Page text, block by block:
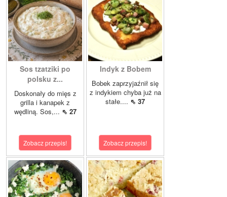
Sos tzatziki po
polsku z...
Doskonały do mięs z
grilla i kanapek z
wędliną. Sos,... ⇖ 27
Zobacz przepis!
Indyk z Bobem
Bobek zaprzyjaźnił się
z indykiem chyba już na
stałe.... ⇖ 37
Zobacz przepis!